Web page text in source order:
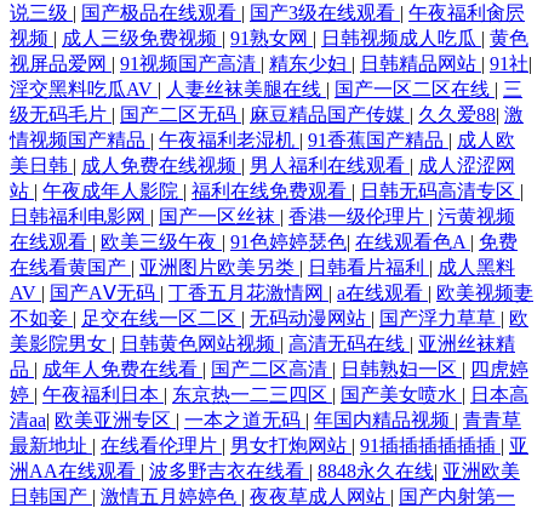
说三级 | 国产极品在线观看 | 国产3级在线观看 | 午夜福利肏屄
视频 | 成人三级免费视频 | 91熟女网 | 日韩视频成人吃瓜 | 黄色
视屏品爱网 | 91视频国产高清 | 精东少妇 | 日韩精品网站 | 91社|
淫交黑料吃瓜AV | 人妻丝袜美腿在线 | 国产一区二区在线 | 三
级无码毛片 | 国产二区无码 | 麻豆精品国产传媒 | 久久爱88| 激
情视频国产精品 | 午夜福利老湿机 | 91香蕉国产精品 | 成人欧
美日韩 | 成人免费在线视频 | 男人福利在线观看 | 成人涩涩网
站 | 午夜成年人影院 | 福利在线免费观看 | 日韩无码高清专区 |
日韩福利电影网 | 国产一区丝袜 | 香港一级伦理片 | 污黄视频
在线观看 | 欧美三级午夜 | 91色婷婷瑟色| 在线观看色A | 免费
在线看黄国产 | 亚洲图片欧美另类 | 日韩看片福利 | 成人黑料
AV | 国产AⅤ无码 | 丁香五月花激情网 | a在线观看 | 欧美视频妻
不如妾 | 足交在线一区二区 | 无码动漫网站 | 国产浮力草草 | 欧
美影院男女 | 日韩黄色网站视频 | 高清无码在线 | 亚洲丝袜精
品 | 成年人免费在线看 | 国产二区高清 | 日韩熟妇一区 | 四虎婷
婷 | 午夜福利日本 | 东京热一二三四区 | 国产美女喷水 | 日本高
清aa| 欧美亚洲专区 | 一本之道无码 | 年国内精品视频 | 青青草
最新地址 | 在线看伦理片 | 男女打炮网站 | 91插插插插插插 | 亚
洲AA在线观看 | 波多野吉衣在线看 | 8848永久在线| 亚洲欧美
日韩国产 | 激情五月婷婷色 | 夜夜草成人网站 | 国产内射第一